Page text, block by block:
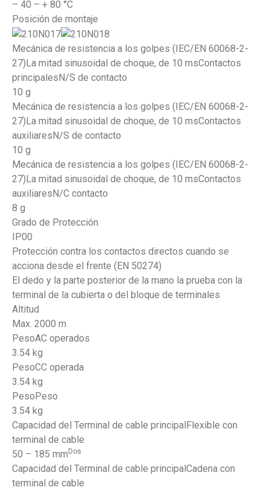
– 40 – + 80 °C
Posición de montaje
Mecánica de resistencia a los golpes (IEC/EN 60068-2-
27)La mitad sinusoidal de choque, de 10 msContactos
principalesN/S de contacto
10 g
Mecánica de resistencia a los golpes (IEC/EN 60068-2-
27)La mitad sinusoidal de choque, de 10 msContactos
auxiliaresN/S de contacto
10 g
Mecánica de resistencia a los golpes (IEC/EN 60068-2-
27)La mitad sinusoidal de choque, de 10 msContactos
auxiliaresN/C contacto
8 g
Grado de Protección
IP00
Protección contra los contactos directos cuando se
acciona desde el frente (EN 50274)
El dedo y la parte posterior de la mano la prueba con la
terminal de la cubierta o del bloque de terminales
Altitud
Max. 2000 m
PesoAC operados
3.54 kg
PesoCC operada
3.54 kg
PesoPeso
3.54 kg
Capacidad del Terminal de cable principalFlexible con
terminal de cable
50 – 185 mm Dos
Capacidad del Terminal de cable principalCadena con
terminal de cable